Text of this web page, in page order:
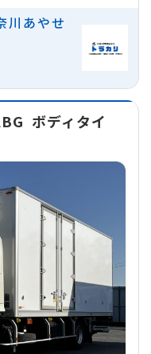
3-1-27
川あやせ
ボディタイ